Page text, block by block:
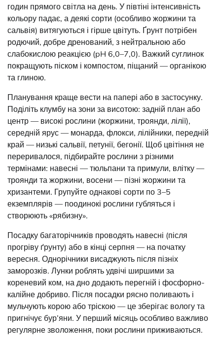
годин прямого світла на день. У півтіні інтенсивність
кольору падає, а деякі сорти (особливо жоржини та
сальвія) витягуються і гірше цвітуть. Ґрунт потрібен
родючий, добре дренований, з нейтральною або
слабокислою реакцією (pH 6,0–7,0). Важкий суглинок
покращують піском і компостом, піщаний — органікою
та глиною.
Планування краще вести на папері або в застосунку.
Поділіть клумбу на зони за висотою: задній план або
центр — високі рослини (жоржини, троянди, лілії),
середній ярус — монарда, флокси, лілійники, передній
край — низькі сальвії, петунії, бегонії. Щоб цвітіння не
переривалося, підбирайте рослини з різними
термінами: навесні — тюльпани та примули, влітку —
троянди та жоржини, восени — пізні жоржини та
хризантеми. Групуйте однакові сорти по 3–5
екземплярів — поодинокі рослини губляться і
створюють «рябизну».
Посадку багаторічників проводять навесні (після
прогріву ґрунту) або в кінці серпня — на початку
вересня. Однорічники висаджують після пізніх
заморозків. Лунки роблять удвічі ширшими за
кореневий ком, на дно додають перегній і фосфорно-
калійне добриво. Після посадки рясно поливають і
мульчують корою або тріскою — це зберігає вологу та
пригнічує бур’яни. У перший місяць особливо важливо
регулярне зволоження, поки рослини приживаються.